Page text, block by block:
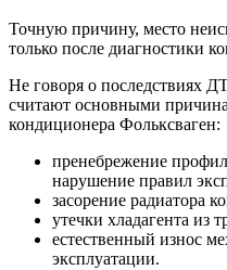
Точную причину, место
только после диагностики
Не говоря о последствиях
считают основными
кондиционера Фольксваген:
пренебрежение
нарушение правил
засорение радиатора
утечки хладагента из
естественный износ
эксплуатации.